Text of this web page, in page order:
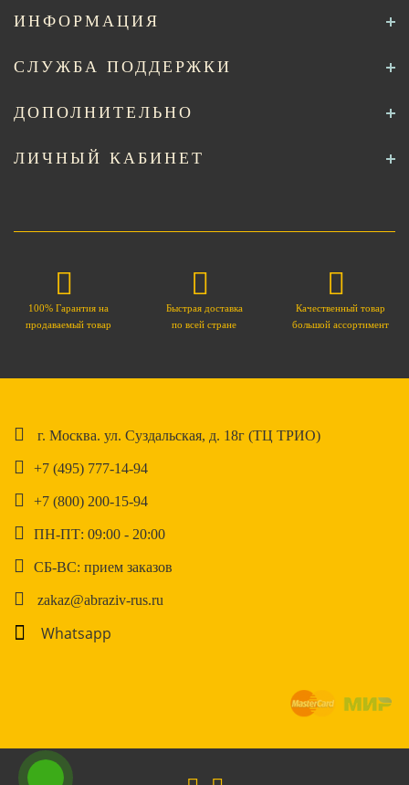
ИНФОРМАЦИЯ
СЛУЖБА ПОДДЕРЖКИ
ДОПОЛНИТЕЛЬНО
ЛИЧНЫЙ КАБИНЕТ
100% Гарантия на
продаваемый товар
Быстрая доставка
по всей стране
Качественный товар
большой ассортимент
г. Москва. ул. Суздальская, д. 18г (ТЦ ТРИО)
+7 (495) 777-14-94
+7 (800) 200-15-94
ПН-ПТ: 09:00 - 20:00
СБ-ВС: прием заказов
zakaz@abraziv-rus.ru
Whatsapp